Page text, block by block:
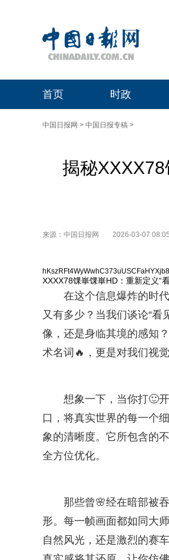
首页 时政
中国日报网 > 中国日报专稿 >
揭秘
来源：中国日报网 2026-03-07
XXXX78馃崋馃崋HD：重新定义“
在这个信息爆炸的时
又有多少？当我们谈论“看
像，还是身临其境的感知
术名词🔥，更是对我们视
想象一下，当你打🙂
口，将真实世界的每一个
象的清晰度。它所包含的
全方位优化。
那些曾🌸经在暗部被
形。每一帧画面都如同大
自然风光，还是激烈的赛